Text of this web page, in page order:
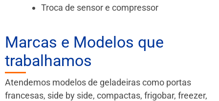
Troca de sensor e compressor
Marcas e Modelos que
trabalhamos
Atendemos modelos de geladeiras como portas
francesas, side by side, compactas, frigobar, freezer,